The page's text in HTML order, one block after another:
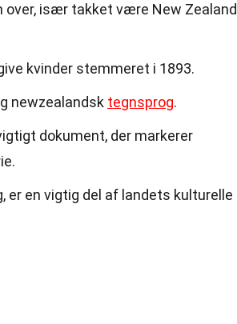
over, især takket være New
kvinder stemmeret i 1893.
newzealandsk tegnsprog.
dokument, der markerer
en vigtig del af landets kulturelle